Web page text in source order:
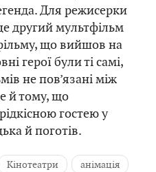
Для режисерки
другий мультфільм
що вийшов на
герої були ті самі,
не пов’язані між
й тому, що
гостею у
й поготів.
Кінотеатри анімація